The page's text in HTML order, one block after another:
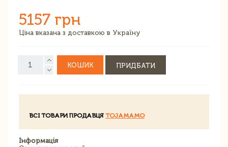
5157 грн
Ціна вказана з доставкою в Україну
КОШИК ПРИДБАТИ
ВСІ ТОВАРИ ПРОДАВЦЯ TOJAMAMO
Інформація